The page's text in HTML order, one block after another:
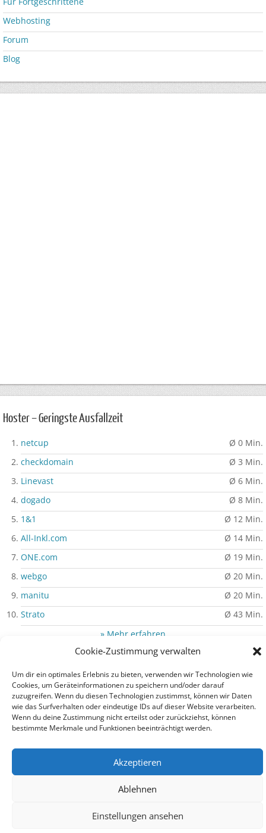
Cookie-Zustimmung verwalten
Um dir ein optimales Erlebnis zu bieten, verwenden wir Technologien wie
Cookies, um Geräteinformationen zu speichern und/oder darauf
zuzugreifen. Wenn du diesen Technologien zustimmst, können wir Daten
wie das Surfverhalten oder eindeutige IDs auf dieser Website verarbeiten.
Wenn du deine Zustimmung nicht erteilst oder zurückziehst, können
bestimmte Merkmale und Funktionen beeinträchtigt werden.
Akzeptieren
Ablehnen
Einstellungen ansehen
Webhosting
Forum
Blog
Hoster – Geringste Ausfallzeit
netcup
Ø 0 Min.
checkdomain
Ø 3 Min.
Linevast
Ø 6 Min.
dogado
Ø 8 Min.
1&1
Ø 12 Min.
All-Inkl.com
Ø 14 Min.
ONE.com
Ø 19 Min.
webgo
Ø 20 Min.
manitu
Ø 20 Min.
Strato
Ø 43 Min.
» Mehr erfahren
Impressum|Datenschutz|Auf PHP-Einfach.de werben
© PHP-Einfach.de 2003 - 2026